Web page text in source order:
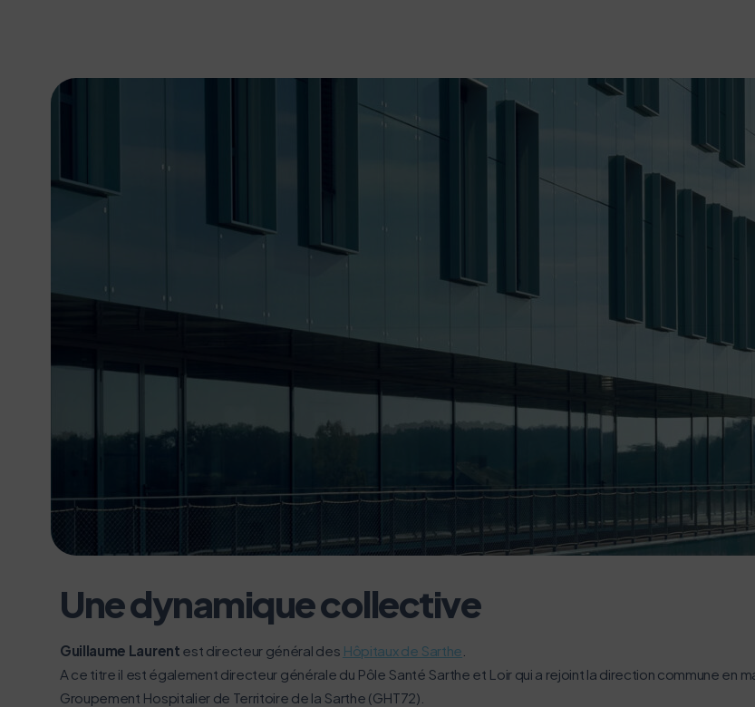
L’écoconception, ça vous concerne aussi !
Nous avons développé ce site Internet dans le cadre d’une démarche forte
Si vous aussi vous souhaitez diminuer drastiquement les besoins énergétiques nécessaires
Merci pour votre contribution !
Une dynamique collective
Guillaume Laurent est directeur général des Hôpitaux de Sarthe
A ce titre il est également directeur générale du Pôle Santé Sarthe et Loir qui a rejoint la direction commune en
Groupement Hospitalier de Territoire de la Sarthe (GHT72).